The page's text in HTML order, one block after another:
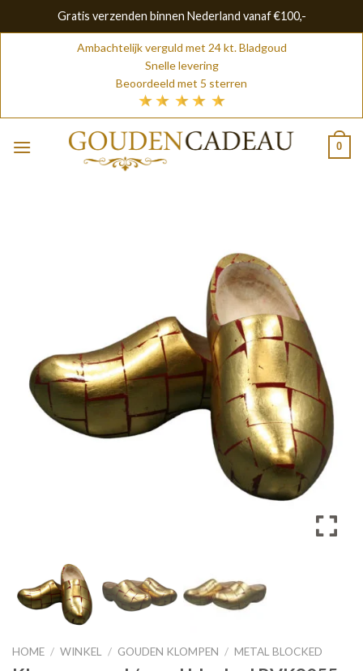
Gratis verzenden binnen Nederland vanaf €100,-
Ambachtelijk verguld met 24 kt. Bladgoud
Snelle levering
Beoordeeld met 5 sterren
0
HOME / WINKEL / GOUDEN KLOMPEN / METAL BLOCKED